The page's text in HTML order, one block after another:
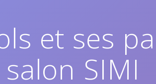
et ses
SIMI